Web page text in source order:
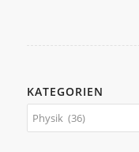
KATEGORIEN
Kategorien